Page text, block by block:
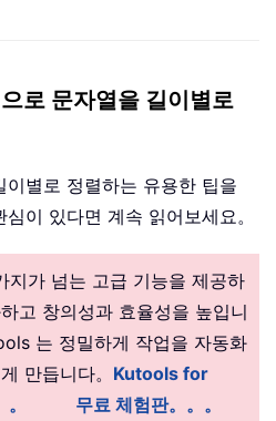
로 문자열을 길이별로
별로 정렬하는 유용한 팁을
이 있다면 계속 읽어보세요。
지가 넘는 고급 기능을 제공하
고 창의성과 효율성을 높입니
는 정밀하게 작업을 자동화
만듭니다。 Kutools for
무료 체험판。。。